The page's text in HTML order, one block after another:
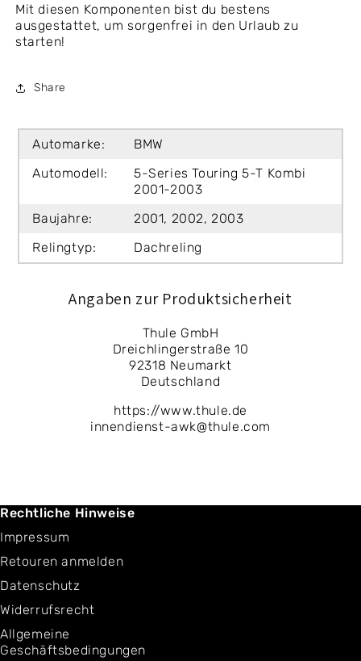
Mit diesen Komponenten bist du bestens
ausgestattet, um sorgenfrei in den Urlaub zu
starten!
Share
Automarke:
BMW
Automodell:
5-Series Touring 5-T Kombi
2001-2003
Baujahre:
2001, 2002, 2003
Relingtyp:
Dachreling
Angaben zur Produktsicherheit
Thule GmbH
Dreichlingerstraße 10
92318 Neumarkt
Deutschland
https://www.thule.de
innendienst-awk@thule.com
Rechtliche Hinweise
Impressum
Retouren anmelden
Datenschutz
Widerrufsrecht
Allgemeine
Geschäftsbedingungen